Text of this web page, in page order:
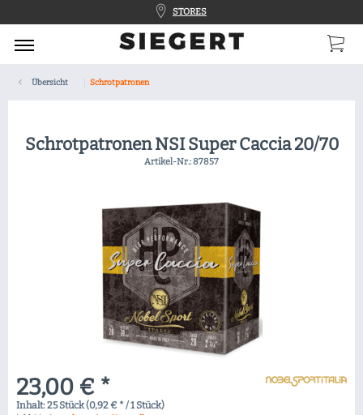
STORES
Übersicht Schrotpatronen
Schrotpatronen NSI Super Caccia 20/70
Artikel-Nr.:87857
23,00 € *
Inhalt:25 Stück (0,92 € * / 1 Stück)